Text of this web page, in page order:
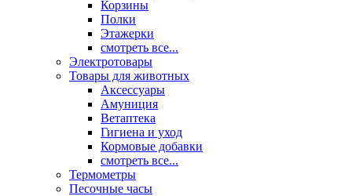
Корзины
Полки
Этажерки
смотреть все...
Электротовары
Товары для животных
Аксессуары
Амуниция
Ветаптека
Гигиена и уход
Кормовые добавки
смотреть все...
Термометры
Песочные часы